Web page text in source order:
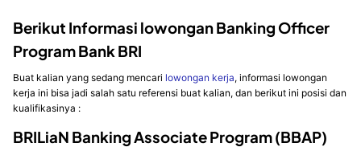
Berikut Informasi lowongan Banking Officer
Program Bank BRI
Buat kalian yang sedang mencari lowongan kerja, informasi lowongan
kerja ini bisa jadi salah satu referensi buat kalian, dan berikut ini posisi dan
kualifikasinya :
BRILiaN Banking Associate Program (BBAP)